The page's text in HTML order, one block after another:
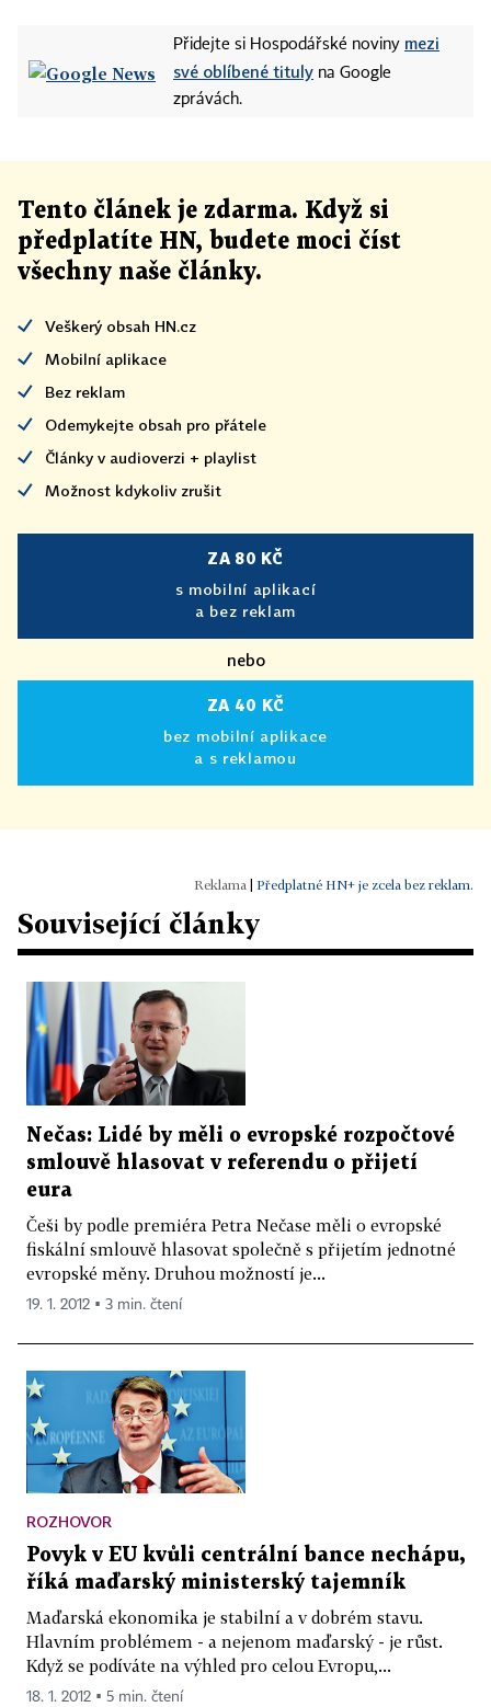
Přidejte si Hospodářské noviny mezi
své oblíbené tituly na Google
zprávách.
Tento článek je zdarma. Když si
předplatíte HN, budete moci číst
všechny naše články.
Veškerý obsah HN.cz
Mobilní aplikace
Bez reklam
Odemykejte obsah pro přátele
Články v audioverzi + playlist
Možnost kdykoliv zrušit
ZA 80 KČ
s mobilní aplikací
a bez reklam
nebo
ZA 40 KČ
bez mobilní aplikace
a s reklamou
Předplatné HN+ je zcela bez reklam.
Související články
Nečas: Lidé by měli o evropské rozpočtové
smlouvě hlasovat v referendu o přijetí
eura
Češi by podle premiéra Petra Nečase měli o evropské
fiskální smlouvě hlasovat společně s přijetím jednotné
evropské měny. Druhou možností je...
19. 1. 2012 ▪ 3 min. čtení
ROZHOVOR
Povyk v EU kvůli centrální bance nechápu,
říká maďarský ministerský tajemník
Maďarská ekonomika je stabilní a v dobrém stavu.
Hlavním problémem - a nejenom maďarský - je růst.
Když se podíváte na výhled pro celou Evropu,...
18. 1. 2012 ▪ 5 min. čtení